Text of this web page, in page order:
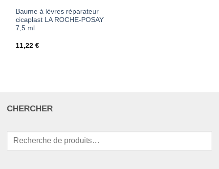
Baume à lèvres réparateur
cicaplast LA ROCHE-POSAY
7,5 ml
11,22€
CHERCHER
Recherche